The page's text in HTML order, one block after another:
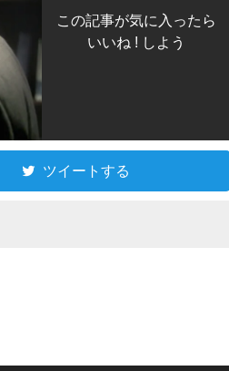
この記事が気に入ったら
いいね ! しよう
ツイートする